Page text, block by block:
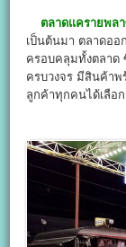
ตลาดแครายพล
เป็นต้นมา ตลาดออ
ครอบคลุมทั้งตลาด
ครบวงจร มีสินค้าพ
ลูกค้าทุกคนได้เลือ